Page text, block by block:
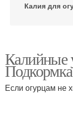
Калия для
Калийные
Если огурцам не